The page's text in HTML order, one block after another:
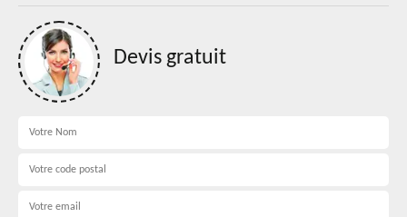
Devis gratuit